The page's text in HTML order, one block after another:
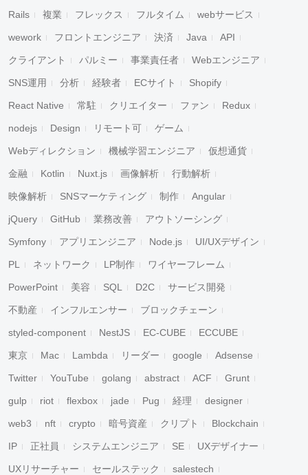
Rails 複業 フレックス フルタイム webサービス
wework フロントエンジニア 決済 Java API
クライアント パルミー 事業責任者 Webエンジニア
SNS運用 分析 経験者 ECサイト Shopify
React Native 常駐 クリエイター ファン Redux
nodejs Design リモート可 ゲーム
Webディレクション 機械学習エンジニア 仮想通貨
金融 Kotlin Nuxt.js 画像解析 行動解析
映像解析 SNSマーケティング 制作 Angular
jQuery GitHub 業務改善 アウトソーシング
Symfony アプリエンジニア Node.js UI/UXデザイン
PL ネットワーク LP制作 ワイヤーフレーム
PowerPoint 美容 SQL D2C サービス開発
不動産 インフルエンサー ブロックチェーン
styled-component NestJS EC-CUBE ECCUBE
東京 Mac Lambda リーダー google Adsense
Twitter YouTube golang abstract ACF Grunt
gulp riot flexbox jade Pug 経理 designer
web3 nft crypto 暗号資産 クリプト Blockchain
IP 正社員 システムエンジニア SE UXデザイナー
UXリサーチャー セールステック salestech